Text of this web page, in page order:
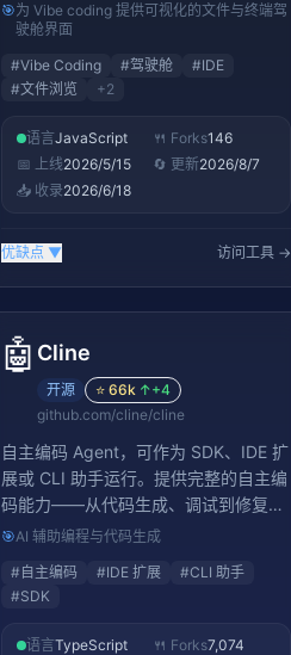
🎯为 Vibe coding 提供可视化的文件与终端驾
驶舱界面
#Vibe Coding #驾驶舱 #IDE
#文件浏览 +2
语言JavaScript 🍴 Forks146
📅 上线2026/5/15 🔄 更新2026/8/7
📥 收录2026/6/18
优缺点 ▼ 访问工具 →
🤖 Cline
开源 ⭐ 66k ↑+4
github.com/cline/cline
自主编码 Agent，可作为 SDK、IDE 扩
展或 CLI 助手运行。提供完整的自主编
码能力——从代码生成、调试到修复，
是 AI 编码助手领域的标杆项目。62K+
🎯AI 辅助编程与代码生成
# 自主编码 #IDE 扩展 #CLI 助手
#SDK
语言TypeScript 🍴 Forks7,074